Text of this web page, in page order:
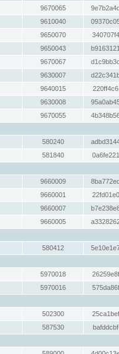
9670065
9610040
9650070
9650043
9670067
9630007
9640015
9630008
9670055
580240
581840
9660009
9660001
9660007
9660005
580412
5970018
5970016
502300
587530